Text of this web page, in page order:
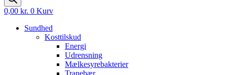
0,00 kr. 0 Kurv
Sundhed
Kosttilskud
Energi
Udrensning
Mælkesyrebakterier
Tranebær